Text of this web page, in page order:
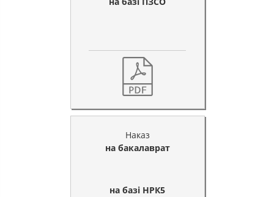
Наказ
на бакалаврат
на базі НРК5